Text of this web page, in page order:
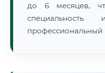
до 6 месяцев,
профессиональный